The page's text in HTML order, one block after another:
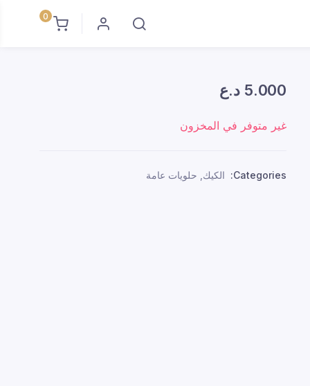
0
5.000 د.ع
غير متوفر في المخزون
Categories: الكيك حلويات عامة